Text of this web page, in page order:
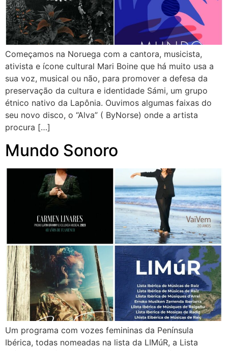
Começamos na Noruega com a cantora, musicista,
ativista e ícone cultural Mari Boine que há muito usa a
sua voz, musical ou não, para promover a defesa da
preservação da cultura e identidade Sámi, um grupo
étnico nativo da Lapônia. Ouvimos algumas faixas do
seu novo disco, o “Alva” ( ByNorse) onde a artista
procura […]
Mundo Sonoro
Um programa com vozes femininas da Península
Ibérica, todas nomeadas na lista da LIMúR, a Lista